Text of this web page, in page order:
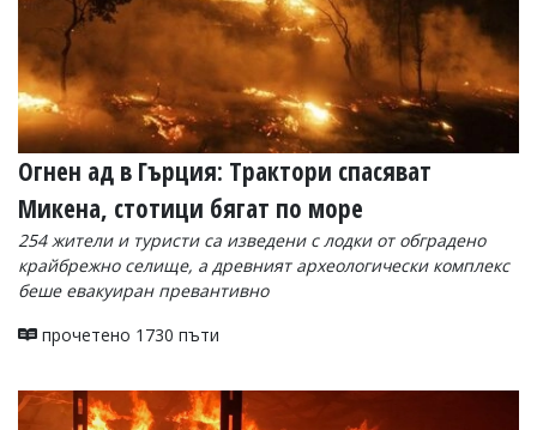
Огнен ад в Гърция: Трактори спасяват
Микена, стотици бягат по море
254 жители и туристи са изведени с лодки от обградено
крайбрежно селище, а древният археологически комплекс
беше евакуиран превантивно
прочетено 1730 пъти